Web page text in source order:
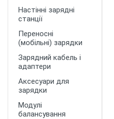
Настінні зарядні
станції
Переносні
(мобільні) зарядки
Зарядний кабель і
адаптери
Аксесуари для
зарядки
Модулі
балансування